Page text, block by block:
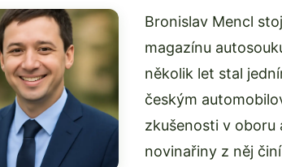
Bronislav Mencl
magazínu
několik let stal
českým
zkušenosti v oboru
novinařiny z něj